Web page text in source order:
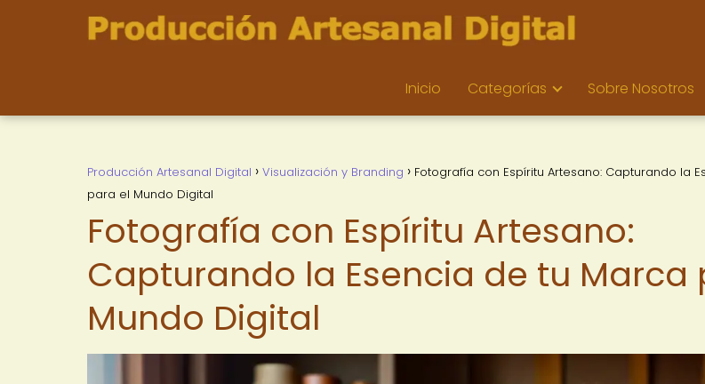
Inicio Categorías Sobre Nosotros
Producción Artesanal Digital Visualización y Branding
Fotografía con Espíritu Artesano: Capturando la
para el Mundo Digital
Fotografía con Espíritu Artesano:
Capturando la Esencia de tu Marca
Mundo Digital